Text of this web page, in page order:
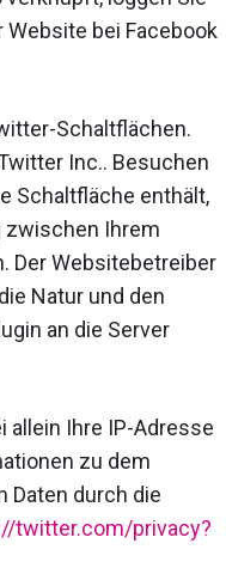
bei Facebook
Schaltflächen.
Inc.. Besuchen
Schaltfläche enthält,
zwischen Ihrem
Der Websitebetreiber
Natur und den
an die Server
allein Ihre IP-Adresse
zu dem
Daten durch die
twitter.com/privacy?